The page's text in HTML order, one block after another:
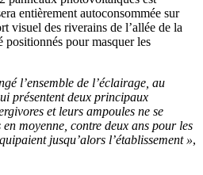
entièrement autoconsommée sur
visuel des riverains de l’allée de la
positionnés pour masquer les
l’ensemble de l’éclairage, au
présentent deux principaux
et leurs ampoules ne se
moyenne, contre deux ans pour les
jusqu’alors l’établissement »,